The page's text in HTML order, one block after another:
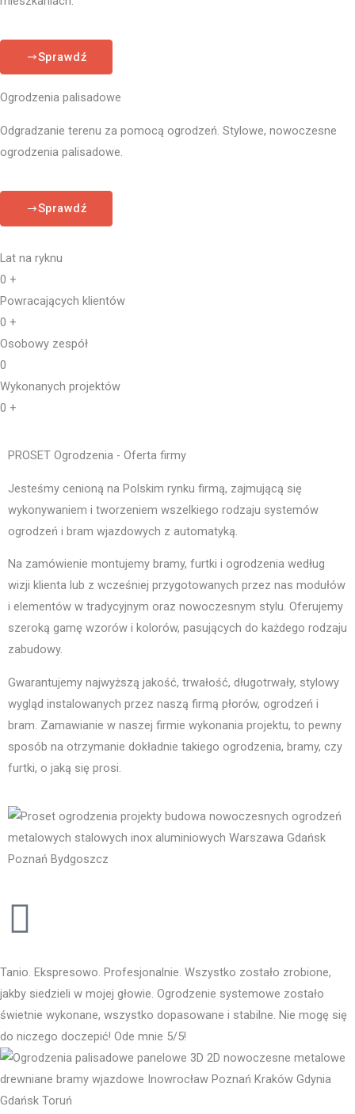
Sprawdź
Ogrodzenia palisadowe
Odgradzanie terenu za pomocą ogrodzeń. Stylowe, nowoczesne
ogrodzenia palisadowe.
Sprawdź
Lat na ryknu
0 +
Powracających klientów
0 +
Osobowy zespół
0
Wykonanych projektów
0 +
PROSET Ogrodzenia - Oferta firmy
Jesteśmy cenioną na Polskim rynku firmą, zajmującą się
wykonywaniem i tworzeniem wszelkiego rodzaju systemów
ogrodzeń i bram wjazdowych z automatyką.
Na zamówienie montujemy bramy, furtki i ogrodzenia według
wizji klienta lub z wcześniej przygotowanych przez nas modułów
i elementów w tradycyjnym oraz nowoczesnym stylu. Oferujemy
szeroką gamę wzorów i kolorów, pasujących do każdego rodzaju
zabudowy.
Gwarantujemy najwyższą jakość, trwałość, długotrwały, stylowy
wygląd instalowanych przez naszą firmą płorów, ogrodzeń i
bram. Zamawianie w naszej firmie wykonania projektu, to pewny
sposób na otrzymanie dokładnie takiego ogrodzenia, bramy, czy
furtki, o jaką się prosi.
Tanio. Ekspresowo. Profesjonalnie. Wszystko zostało zrobione,
jakby siedzieli w mojej głowie. Ogrodzenie systemowe zostało
świetnie wykonane, wszystko dopasowane i stabilne. Nie mogę się
do niczego doczepić! Ode mnie 5/5!